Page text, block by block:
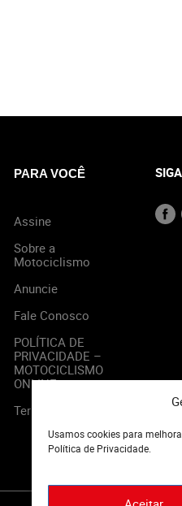
Usamos cookies para
Política de Privacidade.
PARA VOCÊ
Assine
Sobre a
Motociclismo
Anuncie
Fale Conosco
POLÍTICA DE
PRIVACIDADE –
MOTOCICLISMO
ONLINE
Termos de Uso